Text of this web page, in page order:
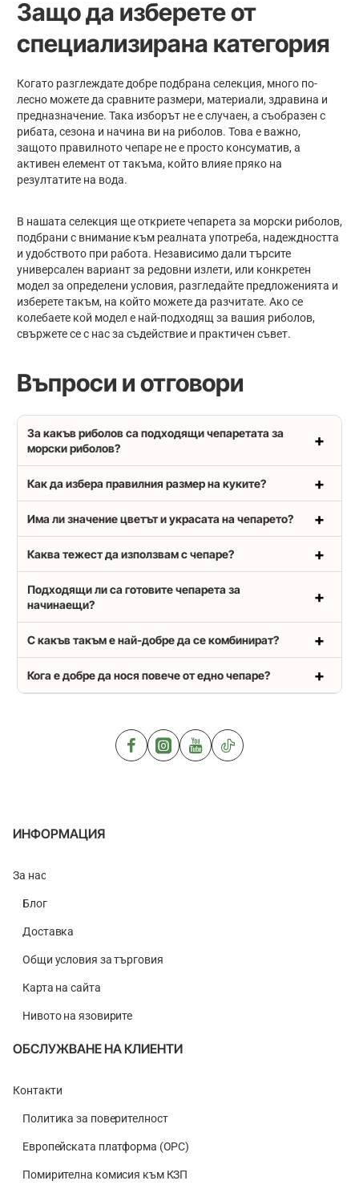
Защо да изберете от
специализирана категория
Когато разглеждате добре подбрана селекция, много по-
лесно можете да сравните размери, материали, здравина и
предназначение. Така изборът не е случаен, а съобразен с
рибата, сезона и начина ви на риболов. Това е важно,
защото правилното чепаре не е просто консуматив, а
активен елемент от такъма, който влияе пряко на
резултатите на вода.
В нашата селекция ще откриете чепарета за морски риболов,
подбрани с внимание към реалната употреба, надеждността
и удобството при работа. Независимо дали търсите
универсален вариант за редовни излети, или конкретен
модел за определени условия, разгледайте предложенията и
изберете такъм, на който можете да разчитате. Ако се
колебаете кой модел е най-подходящ за вашия риболов,
свържете се с нас за съдействие и практичен съвет.
Въпроси и отговори
За какъв риболов са подходящи чепаретата за
морски риболов?
Как да избера правилния размер на куките?
Има ли значение цветът и украсата на чепарето?
Каква тежест да използвам с чепаре?
Подходящи ли са готовите чепарета за
начинаещи?
С какъв такъм е най-добре да се комбинират?
Кога е добре да нося повече от едно чепаре?
ИНФОРМАЦИЯ
За нас
Блог
Доставка
Общи условия за търговия
Карта на сайта
Нивото на язовирите
ОБСЛУЖВАНЕ НА КЛИЕНТИ
Контакти
Политика за поверителност
Европейската платформа (ОРС)
Помирителна комисия към КЗП